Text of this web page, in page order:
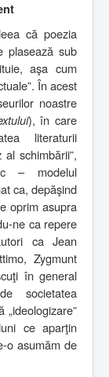
că poezia
plasează sub
aşa cum
În acest
noastre
), în care
literaturii
schimbării”,
– modelul
ca, depăşind
oprim asupra
ne ca repere
ca Jean
Zygmunt
în general
societatea
ce aparţin
o asumăm de